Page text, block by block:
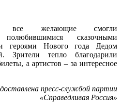
все желающие смогли
полюбившимися сказочными
героями Нового года Дедом
Зрители тепло благодарили
а артистов – за интересное
пресс-службой партии
«Справедливая Россия»